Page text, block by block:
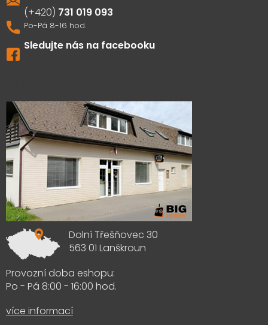
731 019 093
Sledujte nás na facebooku
Dolní Třešňovec 30
563 01 Lanškroun
Provozní doba eshopu:
Po - Pá 8:00 - 16:00 hod.
více informací